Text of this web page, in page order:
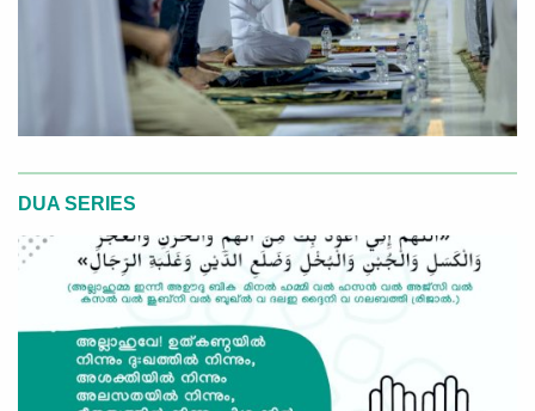
DUA SERIES